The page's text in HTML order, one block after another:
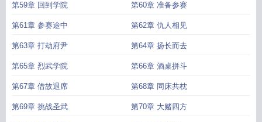
第59章 回到学院 第60章 准备参赛
第61章 参赛途中 第62章 仇人相见
第63章 打劫府尹 第64章 扬长而去
第65章 烈武学院 第66章 酒桌拼斗
第67章 借故退席 第68章 同床共枕
第69章 挑战圣武 第70章 大赌四方